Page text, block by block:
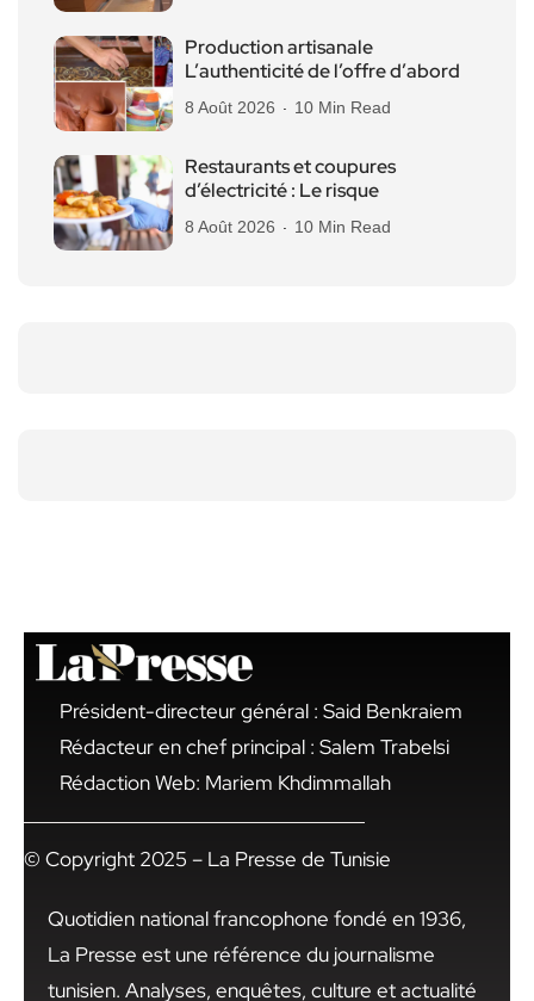
Production artisanale
L’authenticité de l’offre d’abord
8 Août 2026 10 Min Read
Restaurants et coupures
d’électricité : Le risque
8 Août 2026 10 Min Read
Président-directeur général : Said Benkraiem
Rédacteur en chef principal : Salem Trabelsi
Rédaction Web: Mariem Khdimmallah
© Copyright 2025 – La Presse de Tunisie
Quotidien national francophone fondé en 1936,
La Presse est une référence du journalisme
tunisien. Analyses, enquêtes, culture et actualité